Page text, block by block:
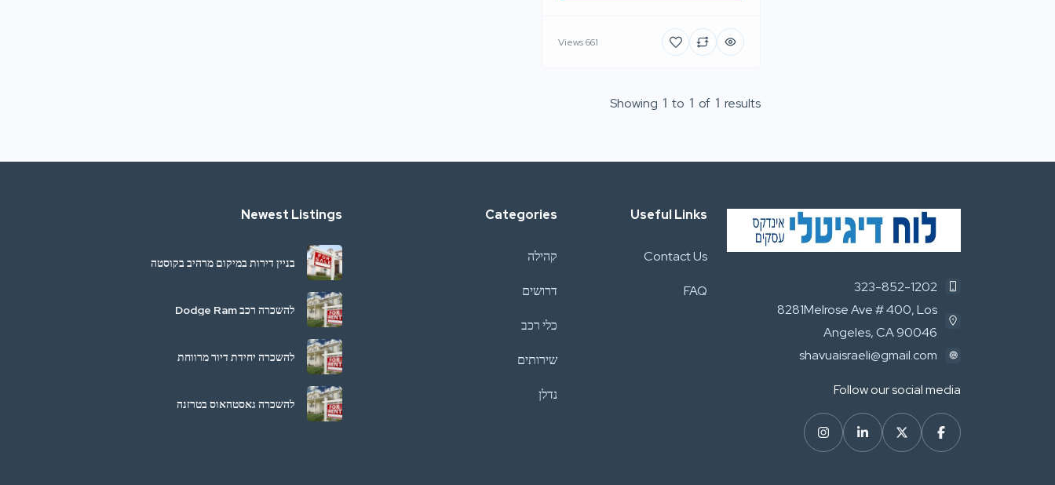
661 Views
Showing 1 to 1 of 1 results
323-852-1202
8281Melrose Ave # 400, Los
Angeles, CA 90046
shavuaisraeli@gmail.com
Follow our social media
Useful Links
Contact Us
FAQ
Categories
קהילה
דרושים
כלי רכב
שירותים
נדלן
Newest Listings
בניין דירות במיקום מרהיב בקוסטה
להשכרה רכב Dodge Ram
להשכרה יחידת דיור מרווחת
להשכרה גאסטהאוס בטרזנה